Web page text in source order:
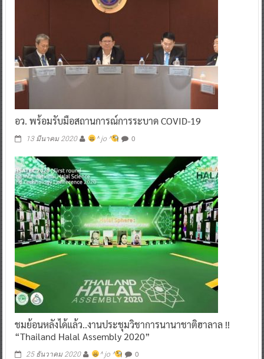
อว. พร้อมรับมือสถานการณ์การระบาด COVID-19
13 มีนาคม 2020 ^ jo ^ 0
ชมย้อนหลังได้แล้ว..งานประชุมวิชาการนานาชาติฮาลาล !!
“Thailand Halal Assembly 2020”
25 ธันวาคม 2020 ^ jo ^ 0